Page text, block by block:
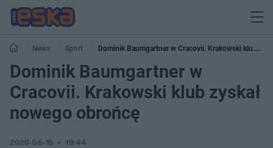
News Sport
Dominik Baumgartner w Cracovii. Krakowski klub
zyskał nowego obrońcę
Dominik Baumgartner w
Cracovii. Krakowski klub zyskał
nowego obrońcę
2026-06-15 19:44